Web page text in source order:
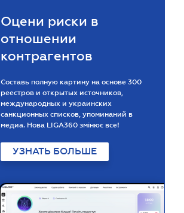
Оцени риски в
отношении
контрагентов
Составь полную картину на основе 300
реестров и открытых источников,
международных и украинских
санкционных списков, упоминаний в
медиа. Нова LIGA360 змінює все!
УЗНАТЬ БОЛЬШЕ